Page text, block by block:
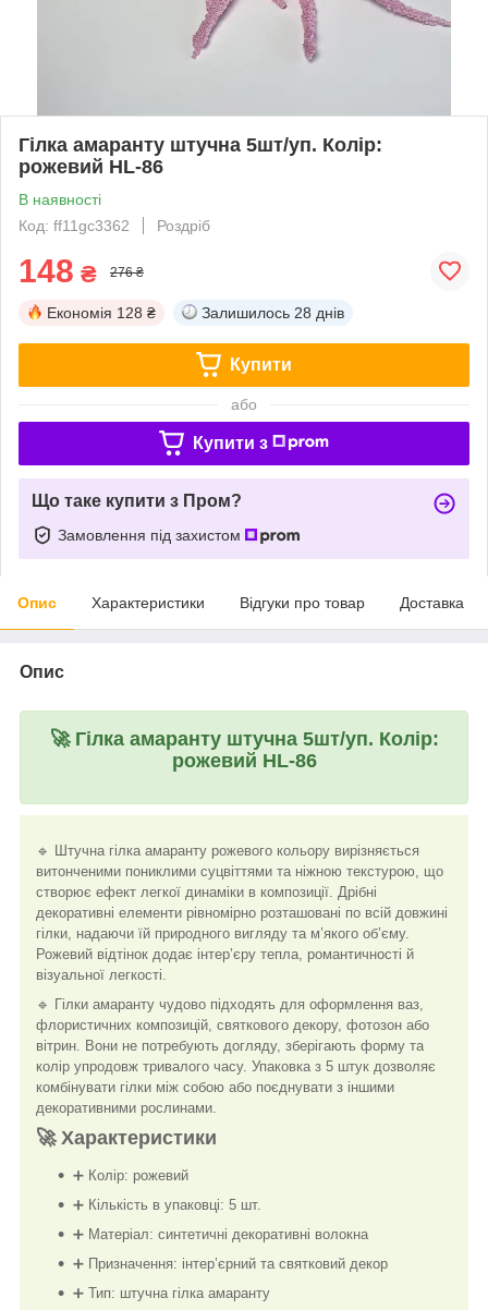
Гілка амаранту штучна 5шт/уп. Колір:
рожевий HL-86
В наявності
Код: ff11gc3362
Роздріб
148 ₴ 276 ₴
Економія 128 ₴ Залишилось 28 днів
Купити
або
Купити з
Що таке купити з Пром?
Замовлення під захистом
Опис Характеристики Відгуки про товар Доставка
Опис
🚀 Гілка амаранту штучна 5шт/уп. Колір:
рожевий HL-86
🔹 Штучна гілка амаранту рожевого кольору вирізняється
витонченими пониклими суцвіттями та ніжною текстурою, що
створює ефект легкої динаміки в композиції. Дрібні
декоративні елементи рівномірно розташовані по всій довжині
гілки, надаючи їй природного вигляду та м’якого об’єму.
Рожевий відтінок додає інтер’єру тепла, романтичності й
візуальної легкості.
🔹 Гілки амаранту чудово підходять для оформлення ваз,
флористичних композицій, святкового декору, фотозон або
вітрин. Вони не потребують догляду, зберігають форму та
колір упродовж тривалого часу. Упаковка з 5 штук дозволяє
комбінувати гілки між собою або поєднувати з іншими
декоративними рослинами.
🚀 Характеристики
➕ Колір: рожевий
➕ Кількість в упаковці: 5 шт.
➕ Матеріал: синтетичні декоративні волокна
➕ Призначення: інтер’єрний та святковий декор
➕ Тип: штучна гілка амаранту